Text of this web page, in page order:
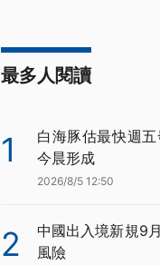
最多人閱讀
1
白海豚估最快週
今晨形成
2026/8/5 12:50
2
中國出入境新規9
風險